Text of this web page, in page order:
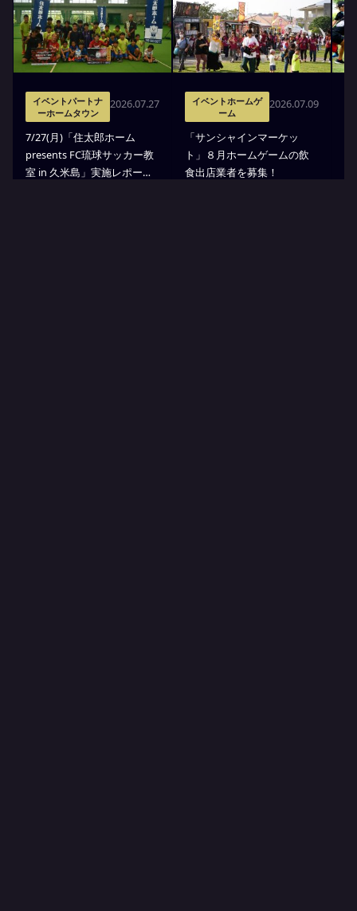
イベントパートナ
ーホームタウン
2026.07.27
7/27(月)「住太郎ホーム
presents FC琉球サッカー教
室 in 久米島」実施レポー
イベントホームゲ
ーム
2026.07.09
「サンシャインマーケッ
ト」８月ホームゲームの飲
食出店業者を募集！